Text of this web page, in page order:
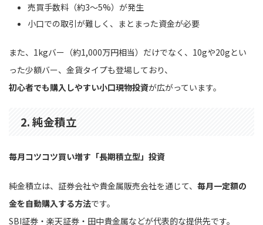
売買手数料（約3〜5%）が発生
小口での取引が難しく、まとまった資金が必要
また、1kgバー（約1,000万円相当）だけでなく、10gや20gとい
った少額バー、金貨タイプも登場しており、
初心者でも購入しやすい小口現物投資が広がっています。
2. 純金積立
毎月コツコツ買い増す「長期積立型」投資
純金積立は、証券会社や貴金属販売会社を通じて、 毎月一定額の
金を自動購入する方法です。
SBI証券・楽天証券・田中貴金属などが代表的な提供先です。